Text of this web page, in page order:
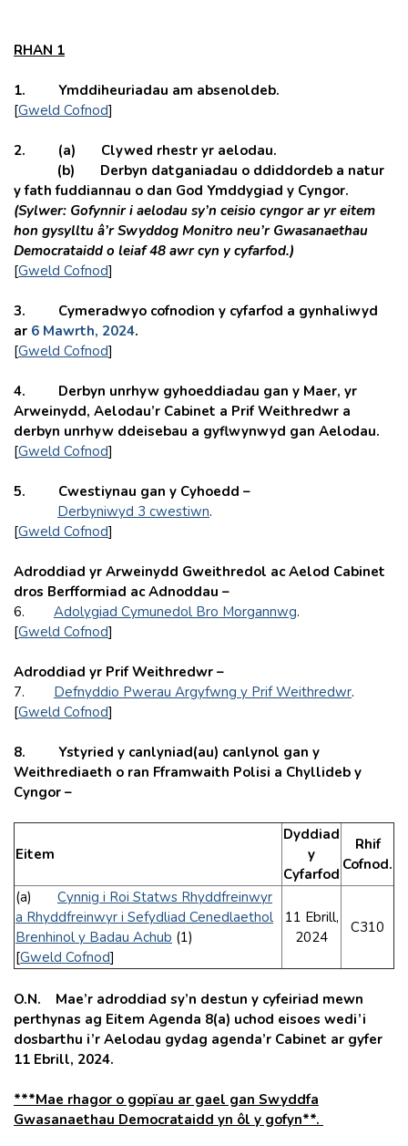
RHAN 1
1. Ymddiheuriadau am absenoldeb.
[Gweld Cofnod]
2. (a)
Clywed rhestr yr aelodau.
(b)
Derbyn datganiadau o ddiddordeb a natur
y fath fuddiannau o dan God Ymddygiad y Cyngor.
(Sylwer: Gofynnir i aelodau sy’n ceisio cyngor ar yr eitem
hon gysylltu â’r Swyddog Monitro neu’r Gwasanaethau
Democrataidd o leiaf 48 awr cyn y cyfarfod.)
[Gweld Cofnod]
3. Cymeradwyo cofnodion y cyfarfod a gynhaliwyd
ar 6 Mawrth, 2024.
[Gweld Cofnod]
4. Derbyn unrhyw gyhoeddiadau gan y Maer, yr
Arweinydd, Aelodau’r Cabinet a Prif Weithredwr a
derbyn unrhyw ddeisebau a gyflwynwyd gan Aelodau.
[Gweld Cofnod]
5. Cwestiynau gan y Cyhoedd –
Derbyniwyd 3 cwestiwn.
[Gweld Cofnod]
Adroddiad yr Arweinydd Gweithredol ac Aelod Cabinet
dros Berfformiad ac Adnoddau –
6. Adolygiad Cymunedol Bro Morgannwg.
[Gweld Cofnod]
Adroddiad yr Prif Weithredwr –
7. Defnyddio Pwerau Argyfwng y Prif Weithredwr.
[Gweld Cofnod]
8. Ystyried y canlyniad(au) canlynol gan y
Weithrediaeth o ran Fframwaith Polisi a Chyllideb y
Cyngor –
Eitem
Dyddiad
y
Cyfarfod
Rhif
Cofnod.
(a) Cynnig i Roi Statws Rhyddfreinwyr
a Rhyddfreinwyr i Sefydliad Cenedlaethol
Brenhinol y Badau Achub (1)
[Gweld Cofnod]
11 Ebrill,
2024
C310
O.N. Mae’r adroddiad sy’n destun y cyfeiriad mewn
perthynas ag Eitem Agenda 8(a) uchod eisoes wedi’i
dosbarthu i’r Aelodau gydag agenda’r Cabinet ar gyfer
11 Ebrill, 2024.
***Mae rhagor o gopïau ar gael gan Swyddfa
Gwasanaethau Democrataidd yn ôl y gofyn**.